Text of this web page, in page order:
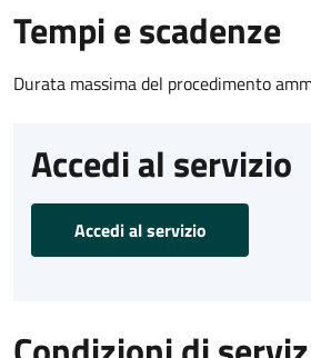
Tempi e scadenze
Durata massima del procedimento
Accedi al servizio
Accedi al servizio